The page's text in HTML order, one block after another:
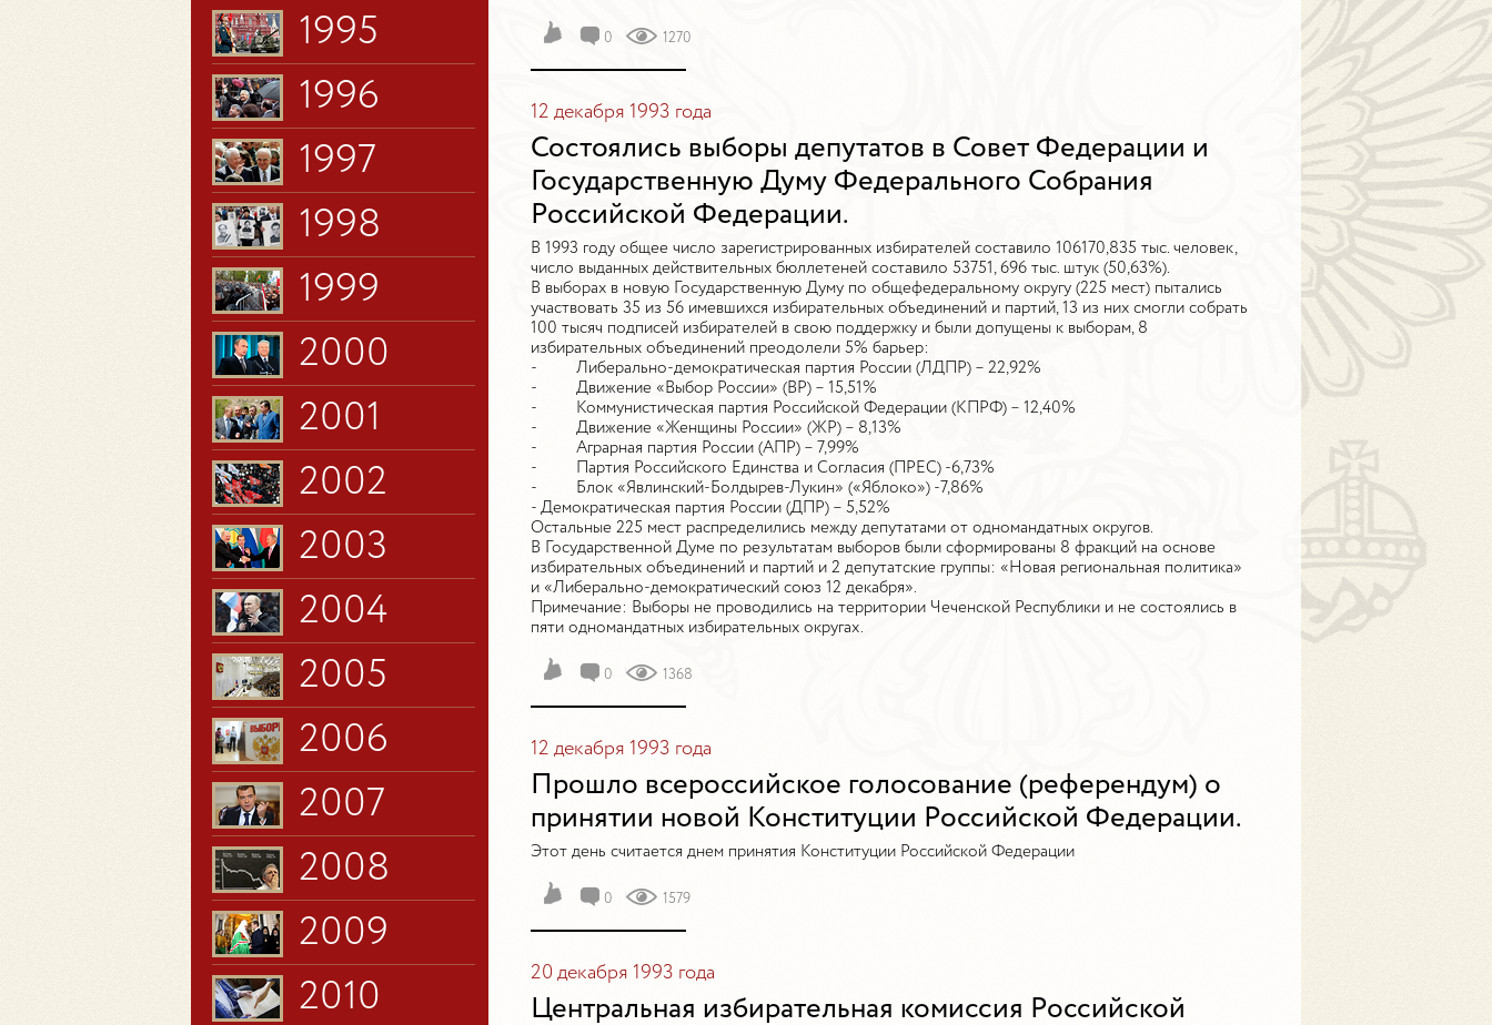
1995
1996
1997
1998
1999
2000
2001
2002
2003
2004
2005
2006
2007
2008
2009
2010
0 1270
12 декабря 1993 года
Состоялись выборы депутатов в Совет Федерации и
Государственную Думу Федерального Собрания
Российской Федерации.
В 1993 году общее число зарегистрированных избирателей составило 106170,835 тыс. человек,
число выданных действительных бюллетеней составило 53751, 696 тыс. штук (50,63%).
В выборах в новую Государственную Думу по общефедеральному округу (225 мест) пытались
участвовать 35 из 56 имевшихся избирательных объединений и партий, 13 из них смогли собрать
100 тысяч подписей избирателей в свою поддержку и были допущены к выборам, 8
избирательных объединений преодолели 5% барьер:
- Либерально-демократическая партия России (ЛДПР) – 22,92%
- Движение «Выбор России» (ВР) – 15,51%
- Коммунистическая партия Российской Федерации (КПРФ) – 12,40%
- Движение «Женщины России» (ЖР) – 8,13%
- Аграрная партия России (АПР) – 7,99%
- Партия Российского Единства и Согласия (ПРЕС) -6,73%
- Блок «Явлинский-Болдырев-Лукин» («Яблоко») -7,86%
- Демократическая партия России (ДПР) – 5,52%
Остальные 225 мест распределились между депутатами от одномандатных округов.
В Государственной Думе по результатам выборов были сформированы 8 фракций на основе
избирательных объединений и партий и 2 депутатские группы: «Новая региональная политика»
и «Либерально-демократический союз 12 декабря».
Примечание: Выборы не проводились на территории Чеченской Республики и не состоялись в
пяти одномандатных избирательных округах.
0 1368
12 декабря 1993 года
Прошло всероссийское голосование (референдум) о
принятии новой Конституции Российской Федерации.
Этот день считается днем принятия Конституции Российской Федерации
0 1579
20 декабря 1993 года
Центральная избирательная комиссия Российской